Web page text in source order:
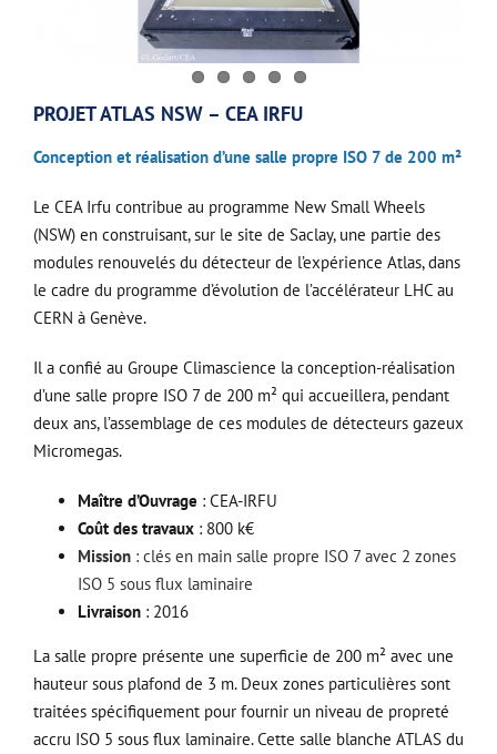
PROJET ATLAS NSW – CEA IRFU
Conception et réalisation d’une salle propre ISO 7 de 200 m²
Le CEA Irfu contribue au programme New Small Wheels
(NSW) en construisant, sur le site de Saclay, une partie des
modules renouvelés du détecteur de l’expérience Atlas, dans
le cadre du programme d’évolution de l’accélérateur LHC au
CERN à Genève.
Il a confié au Groupe Climascience la conception-réalisation
d’une salle propre ISO 7 de 200 m² qui accueillera, pendant
deux ans, l’assemblage de ces modules de détecteurs gazeux
Micromegas.
Maître d’Ouvrage : CEA-IRFU
Coût des travaux : 800 k€
Mission : clés en main salle propre ISO 7 avec 2 zones
ISO 5 sous flux laminaire
Livraison : 2016
La salle propre présente une superficie de 200 m² avec une
hauteur sous plafond de 3 m. Deux zones particulières sont
traitées spécifiquement pour fournir un niveau de propreté
accru ISO 5 sous flux laminaire. Cette salle blanche ATLAS du